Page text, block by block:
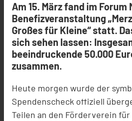
Am 15. März fand im Forum
Benefizveranstaltung
Großes für Kleine“ statt.
sich sehen lassen:
beeindruckende 50.000
zusammen.
Heute morgen wurde der
Spendenscheck offiziell
Teilen an den Förderverein